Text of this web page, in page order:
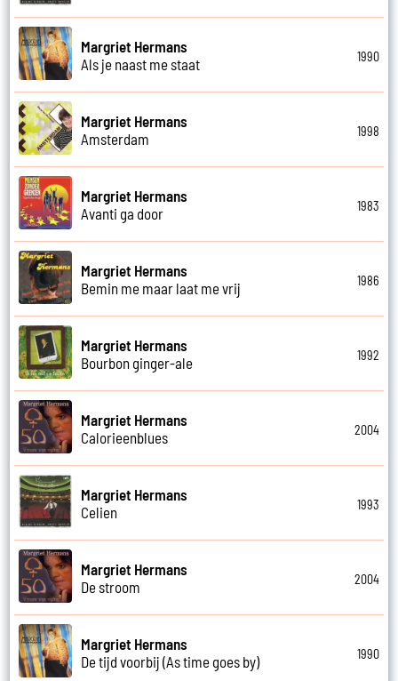
Margriet Hermans
Als je naast me staat
1990
Margriet Hermans
Amsterdam
1998
Margriet Hermans
Avanti ga door
1983
Margriet Hermans
Bemin me maar laat me vrij
1986
Margriet Hermans
Bourbon ginger-ale
1992
Margriet Hermans
Calorieenblues
2004
Margriet Hermans
Celien
1993
Margriet Hermans
De stroom
2004
Margriet Hermans
De tijd voorbij (As time goes by)
1990